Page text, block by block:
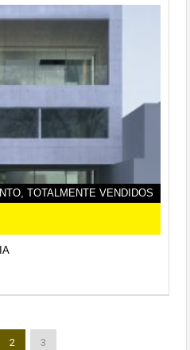
TOTALMENTE VENDIDOS
2 3